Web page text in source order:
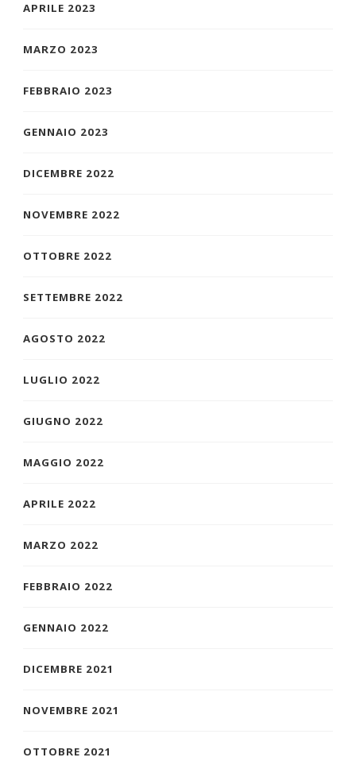
APRILE 2023
MARZO 2023
FEBBRAIO 2023
GENNAIO 2023
DICEMBRE 2022
NOVEMBRE 2022
OTTOBRE 2022
SETTEMBRE 2022
AGOSTO 2022
LUGLIO 2022
GIUGNO 2022
MAGGIO 2022
APRILE 2022
MARZO 2022
FEBBRAIO 2022
GENNAIO 2022
DICEMBRE 2021
NOVEMBRE 2021
OTTOBRE 2021